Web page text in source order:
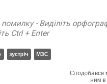
- Виділіть
Ctrl + Enter
зустріч МЗС
Сподобався
ним в